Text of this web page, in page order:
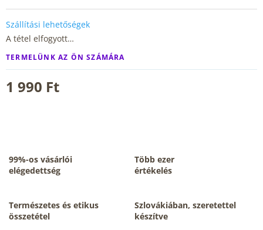
1 990 Ft
TERMELÜNK AZ ÖN SZÁMÁRA
Szállítási lehetőségek
A tétel elfogyott…
99%-os vásárlói
elégedettség
Több ezer
értékelés
Természetes és etikus
összetétel
Szlovákiában, szeretettel
készítve